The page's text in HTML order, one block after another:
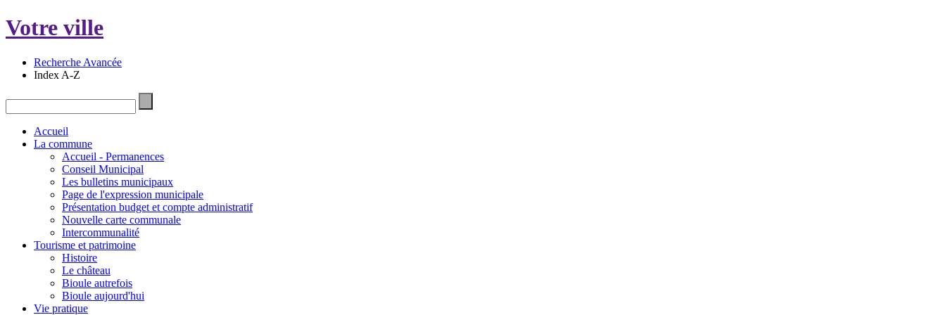
Votre ville
Recherche Avancée
Index A-Z
Accueil
La commune
Accueil - Permanences
Conseil Municipal
Les bulletins municipaux
Page de l'expression municipale
Présentation budget et compte administratif
Nouvelle carte communale
Intercommunalité
Tourisme et patrimoine
Histoire
Le château
Bioule autrefois
Bioule aujourd'hui
Vie pratique